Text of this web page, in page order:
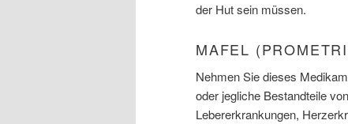
der Hut sein müssen.
MAFEL
Nehmen Sie dieses
oder jegliche Bestandteile
Lebererkrankungen,